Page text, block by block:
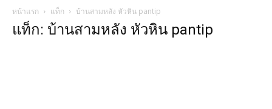
หน้าแรก แท็ก บ้านสามหลัง หัวหิน pantip
แท็ก: บ้านสามหลัง หัวหิน pantip